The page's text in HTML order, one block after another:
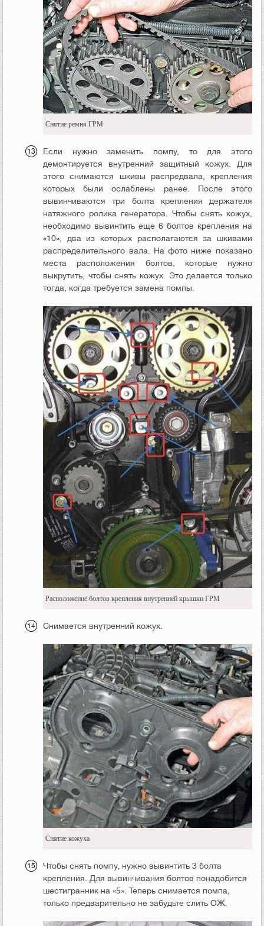
Снятие ремня ГРМ
Если нужно заменить помпу, то для этого
демонтируется внутренний защитный кожух. Для
этого снимаются шкивы распредвала, крепления
которых были ослаблены ранее. После этого
вывинчиваются три болта крепления держателя
натяжного ролика генератора. Чтобы снять кожух,
необходимо вывинтить еще 6 болтов крепления на
«10», два из которых располагаются за шкивами
распределительного вала. На фото ниже показано
места расположения болтов, которые нужно
выкрутить, чтобы снять кожух. Это делается только
тогда, когда требуется замена помпы.
Расположение болтов крепления внутренней крышки ГРМ
Снимается внутренний кожух.
Снятие кожуха
Чтобы снять помпу, нужно вывинтить 3 болта
крепления. Для вывинчивания болтов понадобится
шестигранник на «5». Теперь снимается помпа,
только предварительно не забудьте слить ОЖ.